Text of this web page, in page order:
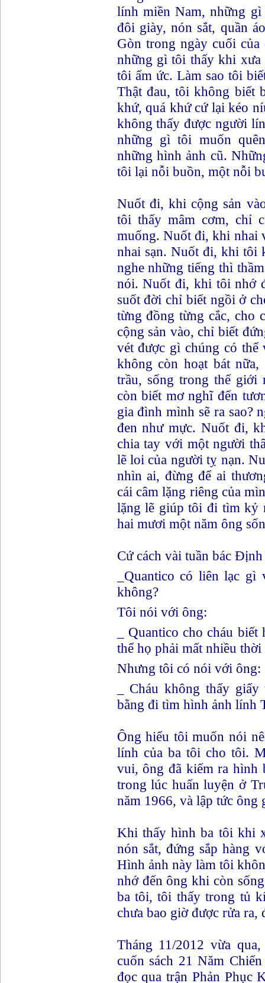
lính miền Nam, những
đôi giày, nón sắt, quần
Gòn trong ngày cuối
những gì tôi thấy khi
tôi ấm ức. Làm sao tôi
Thật đau, tôi không biết
khứ, quá khứ cứ lại kéo
không thấy được người
những gì tôi muốn
những hình ảnh cũ.
tôi lại nỗi buồn, một nỗi
Nuốt đi, khi cộng sản
tôi thấy mâm cơm, chỉ
muống. Nuốt đi, khi nhai
nhai sạn. Nuốt đi, khi tôi
nghe những tiếng thì
nói. Nuốt đi, khi tôi nhớ
suốt đời chỉ biết ngồi ở
từng đồng từng cắc, cho
cộng sản vào, chỉ biết
vét được gì chúng có
không còn hoạt bát
trầu, sống trong thế
còn biết mơ nghĩ đến
gia đình mình sẽ ra sao?
đen như mực. Nuốt đi,
chia tay với một người
lẽ loi của người tỵ nạn.
nhìn ai, đừng để ai
cái câm lặng riêng của
lặng lẽ giúp tôi đi tìm kỷ
hai mươi một năm ông
Cứ cách vài tuần bác
_Quantico có liên lạc
không?
Tôi nói với ông:
_ Quantico cho cháu
thể họ phải mất nhiều
Nhưng tôi có nói với ông:
_ Cháu không thấy
bằng đi tìm hình ảnh lính
Ông hiểu tôi muốn nói
lính của ba tôi cho tôi.
vui, ông đã kiếm ra
trong lúc huấn luyện ở
năm 1966, và lập tức
Khi thấy hình ba tôi khi
nón sắt, đứng sắp hàng
Hình ảnh này làm tôi
nhớ đến ông khi còn
ba tôi, tôi thấy trong tủ
chưa bao giờ được rửa
Tháng 11/2012 vừa
cuốn sách 21 Năm
đọc qua trận Phản Phục